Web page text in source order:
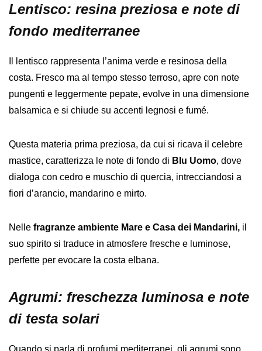
Lentisco: resina preziosa e note di
fondo mediterranee
Il lentisco rappresenta l’anima verde e resinosa della
costa. Fresco ma al tempo stesso terroso, apre con note
pungenti e leggermente pepate, evolve in una dimensione
balsamica e si chiude su accenti legnosi e fumé.
Questa materia prima preziosa, da cui si ricava il celebre
mastice, caratterizza le note di fondo di Blu Uomo, dove
dialoga con cedro e muschio di quercia, intrecciandosi a
fiori d’arancio, mandarino e mirto.
Nelle fragranze ambiente Mare e Casa dei Mandarini, il
suo spirito si traduce in atmosfere fresche e luminose,
perfette per evocare la costa elbana.
Agrumi: freschezza luminosa e note
di testa solari
Quando si parla di profumi mediterranei, gli agrumi sono